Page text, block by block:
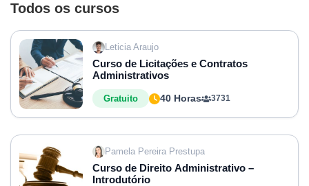
Todos os cursos
Leticia Araujo
Curso de Licitações e Contratos
Administrativos
40 Horas
Gratuito 3731
Pamela Pereira Prestupa
Curso de Direito Administrativo –
Introdutório